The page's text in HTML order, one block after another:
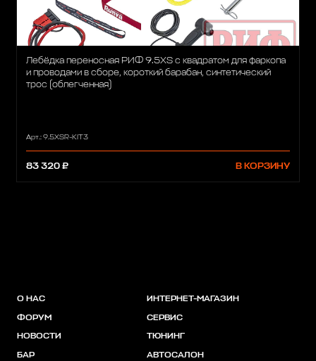
Лебёдка переносная РИФ 9.5XS c квадратом для фаркопа
и проводами в сборе, короткий барабан, синтетический
трос (облегченная)
Арт.: 9.5XSR-KIT3
83 320 ₽ В КОРЗИНУ
О НАС
ФОРУМ
НОВОСТИ
БАР
ИНТЕРНЕТ-МАГАЗИН
СЕРВИС
ТЮНИНГ
АВТОСАЛОН